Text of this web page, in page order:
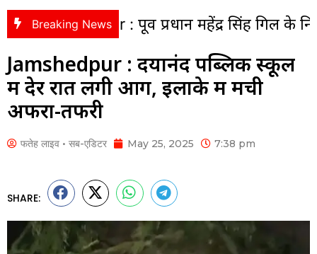
Breaking News
: पूर्व प्रधान महेंद्र सिंह गिल के निधन पर
Jamshedpur : दयानंद पब्लिक स्कूल
में देर रात लगी आग, इलाके में मची
अफरा-तफरी
फतेह लाइव • सब-एडिटर May 25, 2025 7:38 pm
SHARE: